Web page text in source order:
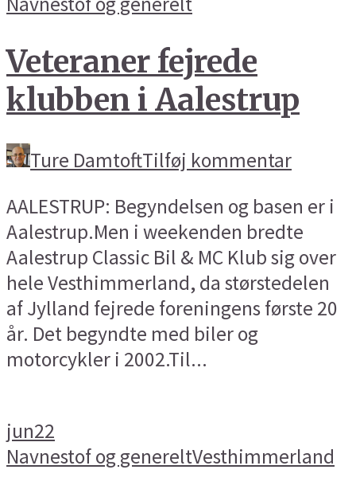
Veteraner fejrede
klubben i Aalestrup
Ture DamtoftTilføj kommentar
AALESTRUP: Begyndelsen og basen er i
Aalestrup.Men i weekenden bredte
Aalestrup Classic Bil & MC Klub sig over
hele Vesthimmerland, da størstedelen
af Jylland fejrede foreningens første 20
år. Det begyndte med biler og
motorcykler i 2002.Til...
jun22
Navnestof og genereltVesthimmerland